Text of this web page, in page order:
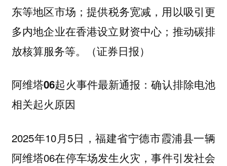
东等地区市场；提供税务宽减，用以吸引更
多内地企业在香港设立财资中心；推动碳排
放核算服务等。（证券日报）
阿维塔06起火事件最新通报：确认排除电池
相关起火原因
2025年10月5日，福建省宁德市霞浦县一辆
阿维塔06在停车场发生火灾，事件引发社会